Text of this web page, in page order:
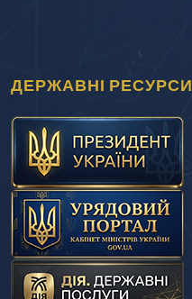
ДЕРЖАВНІ РЕСУРСИ